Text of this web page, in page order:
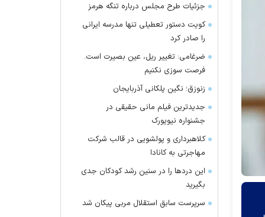
جزئیات طرح مجلس درباره تنگه هرمز
کویت دستور تعطیلی تنها مدرسه ایرانی
را صادر کرد
ضرغامی: تغییر ریل، عین بصیرت است.
فرصت سوزی نکنیم
زنوزق؛ نگین پلکانی آذربایجان
جدیدترین فیلم مانی حقیقی در
جشنواره نیویورک
کلاهبرداری و پولشویی در قالب شرکت
مهاجرتی به کانادا
این درد‌ها را در سنین رشد کودکان جدی
بگیرید
سرپرست سابق استقلال مربی پیکان شد